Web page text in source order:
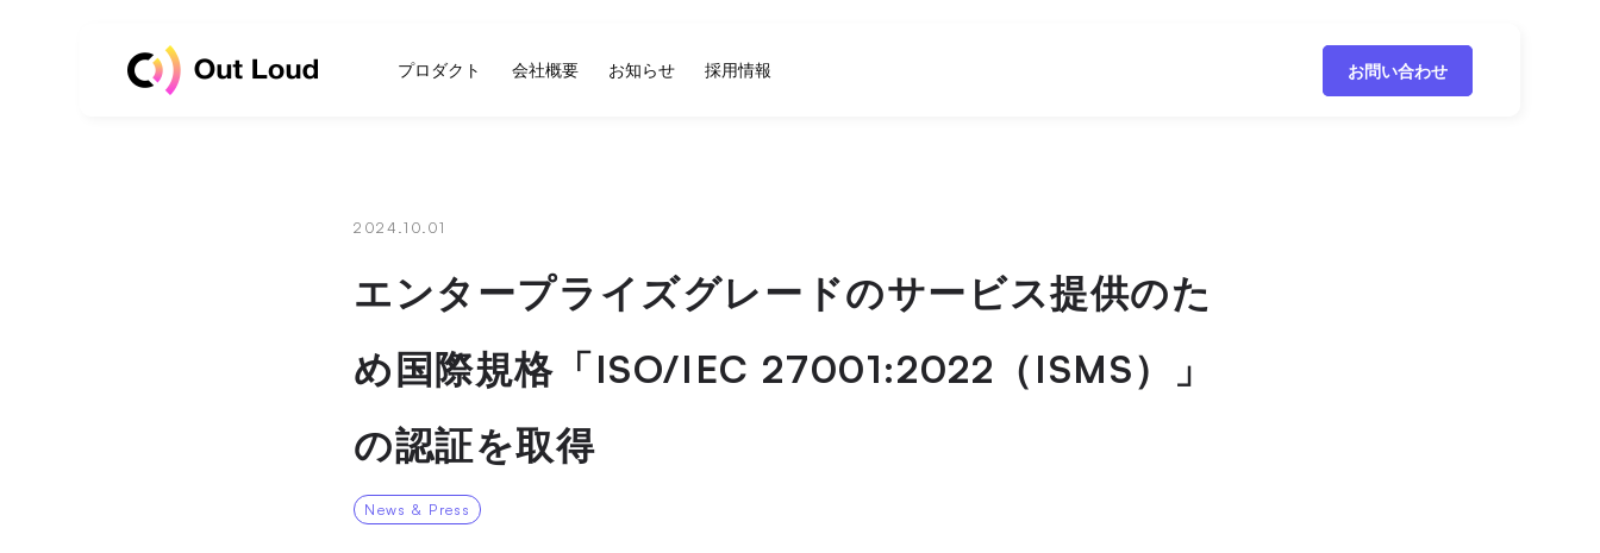
プロダクト 会社概要 お知らせ 採用情報 お問い合わせ
2024.10.01
エンタープライズグレードのサービス提供のた
め国際規格「ISO/IEC 27001:2022（ISMS）」
の認証を取得
News & Press